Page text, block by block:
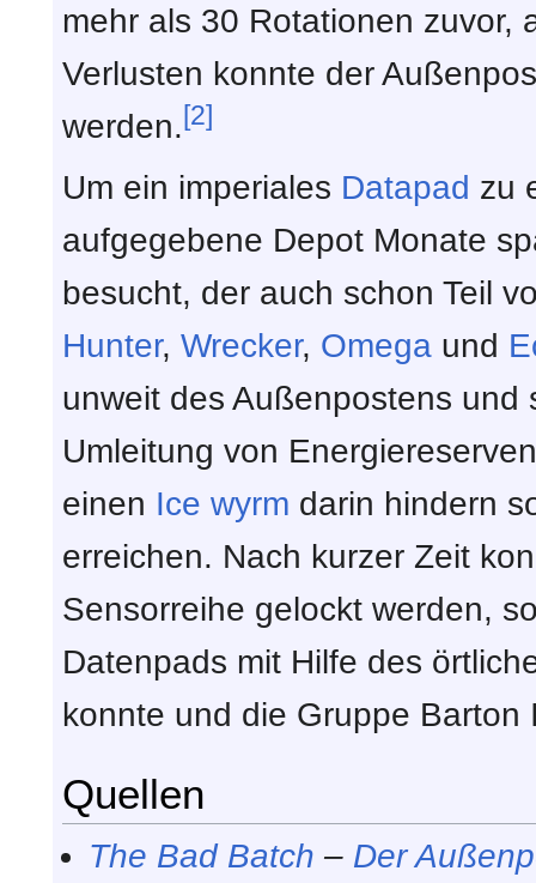
mehr als 30 Rotationen zuvor,
Verlusten konnte der
werden.[2]
Um ein imperiales Datapad zu
aufgegebene Depot Monate
besucht, der auch schon Teil
Hunter, Wrecker, Omega und
unweit des Außenpostens
Umleitung von
einen Ice wyrm darin hindern
erreichen. Nach kurzer Zeit
Sensorreihe gelockt werden,
Datenpads mit Hilfe des
konnte und die Gruppe Barton
Quellen
The Bad Batch – Der